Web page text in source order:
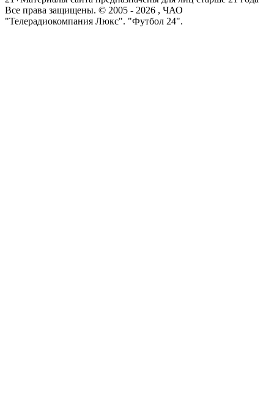
Все права защищены. © 2005 - 2026 , ЧАО
"Телерадиокомпания Люкс". "Футбол 24".